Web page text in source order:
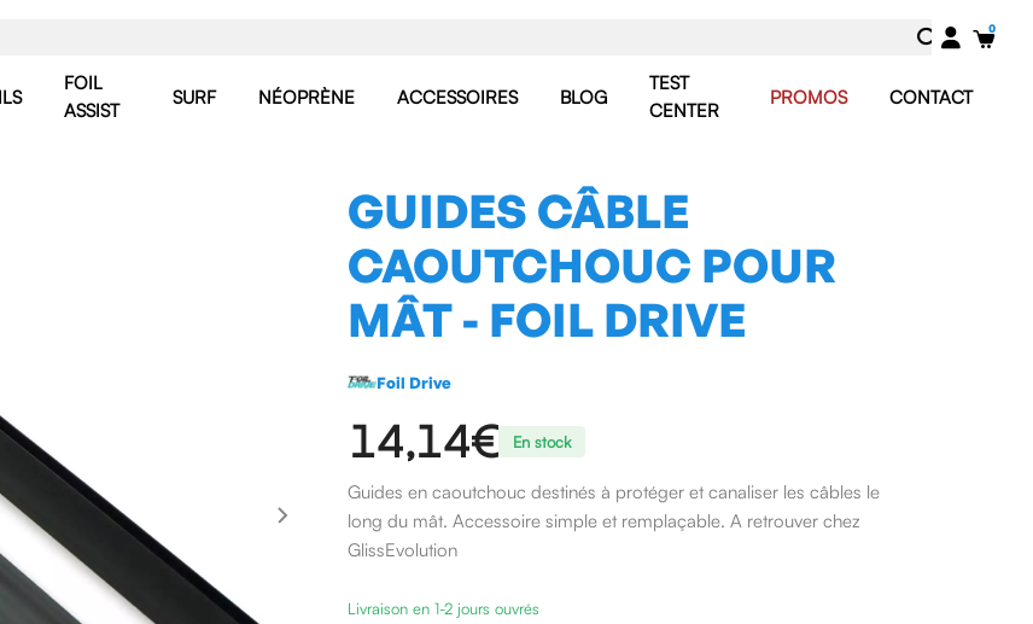
FOIL
ASSIST
SURF NÉOPRÈNE ACCESSOIRES BLOG
TEST
CENTER
PROMOS CONTACT
GUIDES CÂBLE
CAOUTCHOUC POUR
MÂT - FOIL DRIVE
Foil Drive
14,14€ En stock
Guides en caoutchouc destinés à protéger et canaliser les câbles le
long du mât. Accessoire simple et remplaçable. A retrouver chez
GlissEvolution
Livraison en 1-2 jours ouvrés